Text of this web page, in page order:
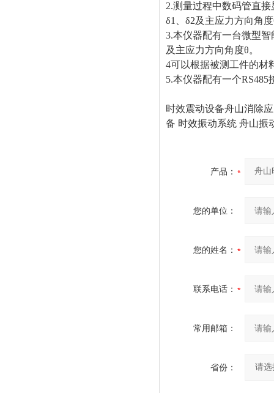
2.测量过程中数码管直
δ1、δ2及主应力方向角
3.本仪器配有一台微型
及主应力方向角度θ。
4可以根据被测工件的材
5.本仪器配有一个
时效震动设备舟山消除
备 时效振动系统 舟山振
产品：
您的单位：
您的姓名：
联系电话：
常用邮箱：
省份：